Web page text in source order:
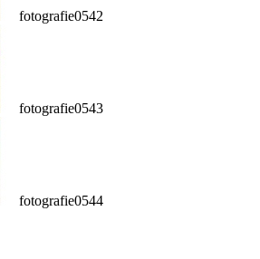
fotografie0542
fotografie0543
fotografie0544